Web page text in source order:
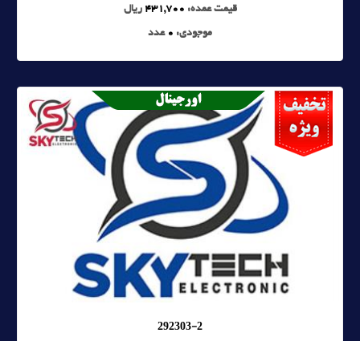
قیمت عمده: 431,700 ریال
موجودی: 0 عدد
292303-2